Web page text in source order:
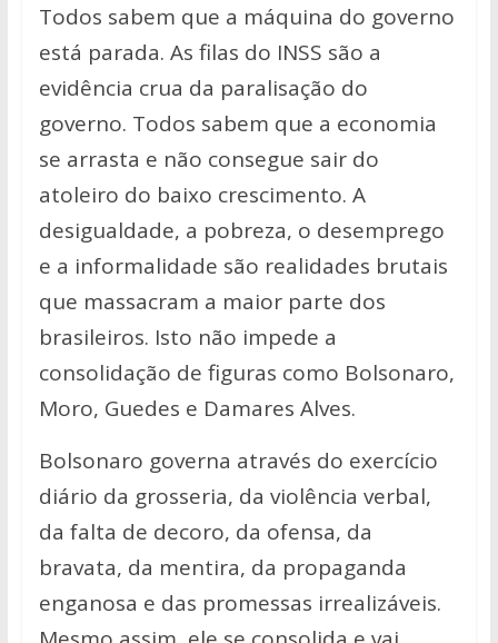
Todos sabem que a máquina do governo
está parada. As filas do INSS são a
evidência crua da paralisação do
governo. Todos sabem que a economia
se arrasta e não consegue sair do
atoleiro do baixo crescimento. A
desigualdade, a pobreza, o desemprego
e a informalidade são realidades brutais
que massacram a maior parte dos
brasileiros. Isto não impede a
consolidação de figuras como Bolsonaro,
Moro, Guedes e Damares Alves.
Bolsonaro governa através do exercício
diário da grosseria, da violência verbal,
da falta de decoro, da ofensa, da
bravata, da mentira, da propaganda
enganosa e das promessas irrealizáveis.